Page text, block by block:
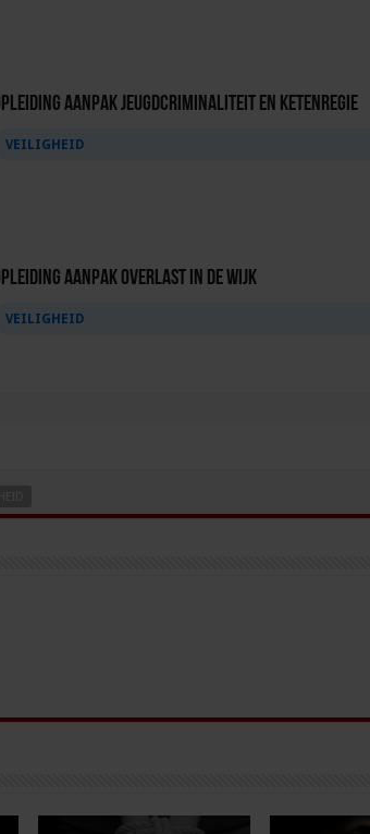
Aanpak jeugdcriminaliteit en ketenregie
VEILIGHEID
Aanpak overlast in de wijk
VEILIGHEID